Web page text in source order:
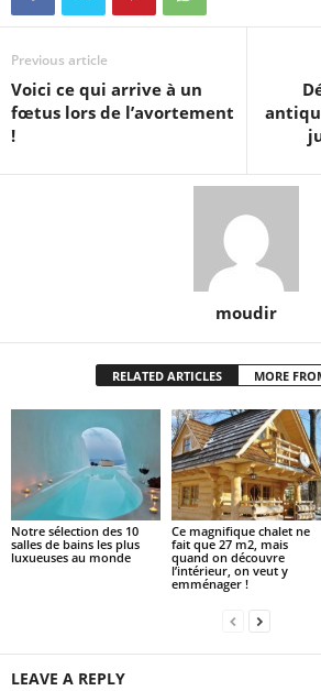
Previous article
Voici ce qui arrive à un
fœtus lors de l’avortement
!
moudir
RELATED ARTICLES MORE
Notre sélection des 10
salles de bains les plus
luxueuses au monde
Ce magnifique chalet ne
fait que 27 m2, mais
quand on découvre
l’intérieur, on veut y
emménager !
LEAVE A REPLY